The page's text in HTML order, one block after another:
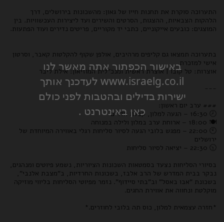
באישור הכפתור אתה מאשר לנו
www.israelg.co.il לעדכנך אותך
ישירות בדילים ובהטבות לפני כולם
כאן באינטרנט .
התערוכה סוקרת את תחנות חייו של גאון: מהשכונות בירושלים, דרך
הלהקות הצבאיות, ההצגות, הסרטים והשירים ועד ליצירות העכשוויות. בין
המוצגים: כובעים אייקוניים, כתבי יד מקוריים, פריטים נדירים ועוד הפתעות.
בתערוכה תמצאו גם קליפים מרהיבים, אולפן שקוף להקלטות קאבר, וסרטון
אישי למזכרת.
אוצרות: טל קובו | אוצרת ראשית ומנכ"לית המוזיאון: אילת ליבר
---
### ערב יום ראשון:
🕗 16:30 – הגעה למלון, קבלת חדרים
🍽️ 18:00 – ארוחת ערב במלון ולילה במנוחה
🕙 22:00 – מפגש בלובי הגעה לסיור סליחות רגלי באווירה המיוחדת של
ירושלים
🕥 22:30 – יציאה לסיור סליחות
בסיורי הסליחות נצעד בסמטאות השכונות הציוריות, נשמע פיוטים ומנהגים,
נבקר בבית המדרש של הרב אלבז, בשכונות החרדיות, ב"מצבת אלנבי",
בשכונת "אבו באסל" וב"בתי סיידוף". נזמר מפיוטי הסליחות בליווי מוזיקה
מוקלטת ונחווה את אווירת החגים.
*חזרה עצמאית למלון, כוס תה בלובי לחוזרים.*